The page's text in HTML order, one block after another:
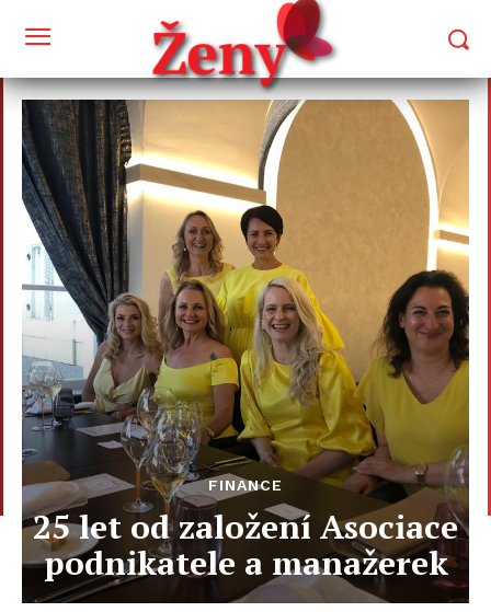
FINANCE
25 let od založení Asociace
podnikatele a manažerek